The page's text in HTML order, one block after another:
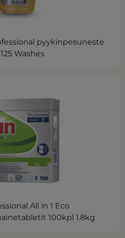
pyykinpesuneste
Washes
All in 1 Eco
100kpl 1.8kg